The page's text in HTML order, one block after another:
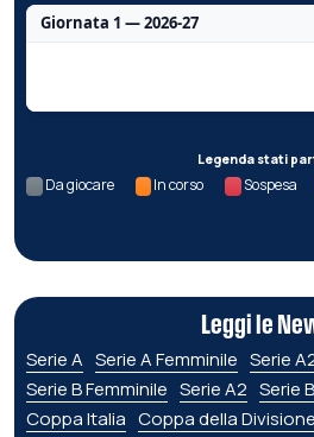
Giornata 1 — 2026-27
Legenda stati
Da giocare In corso Sospesa
Leggi le
Serie A Serie A Femminile Serie
Serie B Femminile Serie A2 Serie B
Coppa Italia Coppa della Divisione